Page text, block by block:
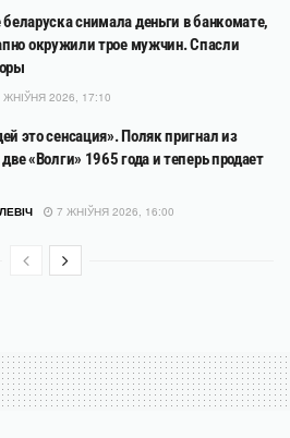
снимала деньги в банкомате,
окружили трое мужчин. Спасли
ЖНІЎНЯ 2026, 17:10
это сенсация». Поляк пригнал из
«Волги» 1965 года и теперь продает
7 ЖНІЎНЯ 2026, 16:00